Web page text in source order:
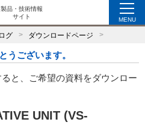
製品・技術情報
サイト
MENU
グ ダウンロードページ
うございます。
と、ご希望の資料をダウンロー
UNIT (VS-